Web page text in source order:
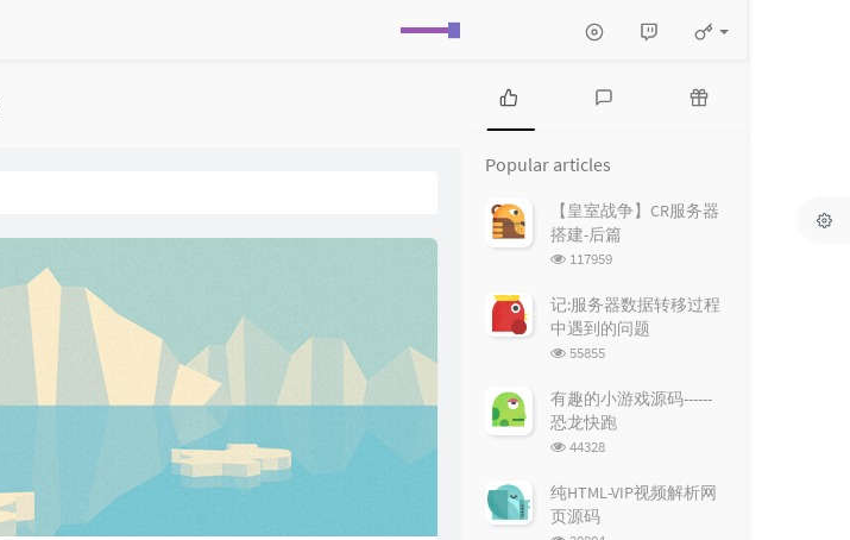
P
p
u
l
a
a
r
t
c
l
e
t
e
s
t
o
m
m
n
t
s
d
o
r
t
Popular articles
【皇室战争】CR服务器
搭建-后篇
浏
次
数:
117959
记:服务器数据转移过程
中遇到的问题
浏
次
数:
55855
有趣的小游戏源码------
恐龙快跑
浏
次
数:
44328
纯HTML-VIP视频解析网
页源码